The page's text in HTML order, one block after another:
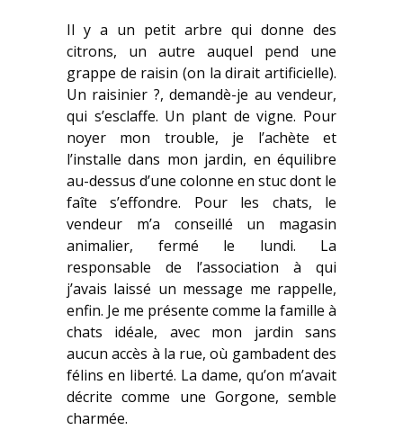
Il y a un petit arbre qui donne des
citrons, un autre auquel pend une
grappe de raisin (on la dirait artificielle).
Un raisinier ?, demandè-je au vendeur,
qui s’esclaffe. Un plant de vigne. Pour
noyer mon trouble, je l’achète et
l’installe dans mon jardin, en équilibre
au-dessus d’une colonne en stuc dont le
faîte s’effondre. Pour les chats, le
vendeur m’a conseillé un magasin
animalier, fermé le lundi. La
responsable de l’association à qui
j’avais laissé un message me rappelle,
enfin. Je me présente comme la famille à
chats idéale, avec mon jardin sans
aucun accès à la rue, où gambadent des
félins en liberté. La dame, qu’on m’avait
décrite comme une Gorgone, semble
charmée.